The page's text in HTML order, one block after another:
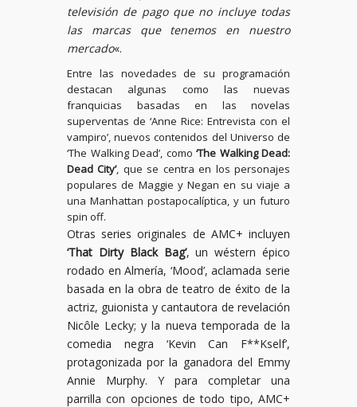
televisión de pago que no incluye todas
las marcas que tenemos en nuestro
mercado«.
Entre las novedades de su programación
destacan algunas como las nuevas
franquicias basadas en las novelas
superventas de ‘Anne Rice: Entrevista con el
vampiro’, nuevos contenidos del Universo de
‘The Walking Dead’, como ‘The Walking Dead:
Dead City’, que se centra en los personajes
populares de Maggie y Negan en su viaje a
una Manhattan postapocalíptica, y un futuro
spin off.
Otras series originales de AMC+ incluyen
‘That Dirty Black Bag’, un wéstern épico
rodado en Almería, ‘Mood’, aclamada serie
basada en la obra de teatro de éxito de la
actriz, guionista y cantautora de revelación
Nicôle Lecky; y la nueva temporada de la
comedia negra ‘Kevin Can F**Kself’,
protagonizada por la ganadora del Emmy
Annie Murphy. Y para completar una
parrilla con opciones de todo tipo, AMC+